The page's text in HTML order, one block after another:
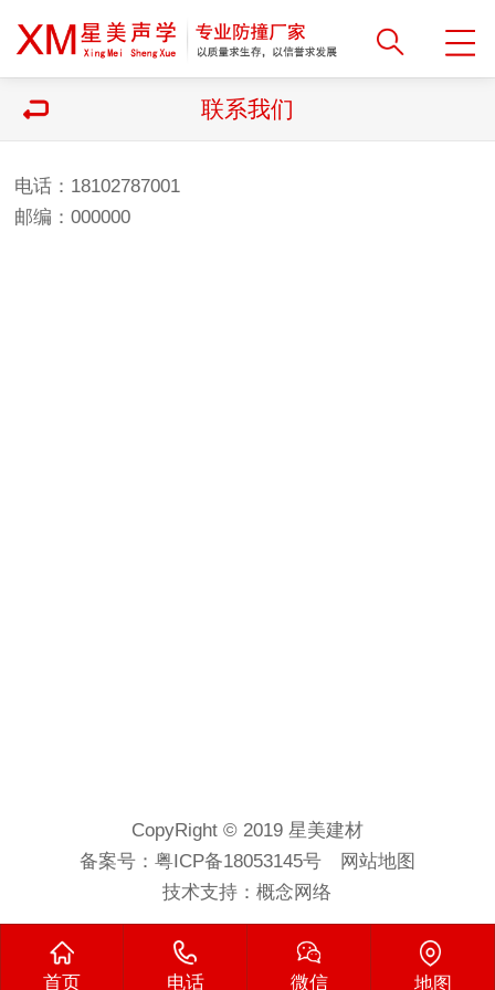
联系我们
电话：18102787001
邮编：000000
CopyRight © 2019 星美建材
备案号： 粤ICP备18053145号
网站地图
技术支持：概念网络
首页 电话 微信 地图